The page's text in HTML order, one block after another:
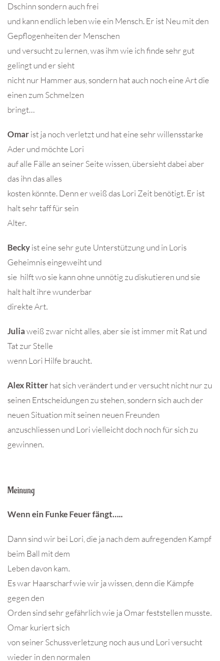
Dschinn sondern auch frei
und kann endlich leben wie ein Mensch. Er ist Neu mit den
Gepflogenheiten der Menschen
und versucht zu lernen, was ihm wie ich finde sehr gut
gelingt und er sieht
nicht nur Hammer aus, sondern hat auch noch eine Art die
einen zum Schmelzen
bringt…
Omarist ja noch verletzt und hat eine sehr willensstarke
Ader und möchte Lori
auf alle Fälle an seiner Seite wissen, übersieht dabei aber
das ihn das alles
kosten könnte. Denn er weiß das Lori Zeit benötigt. Er ist
halt sehr taff für sein
Alter.
Beckyist eine sehr gute Unterstützung und in Loris
Geheimnis eingeweiht und
sie hilft wo sie kann ohne unnötig zu diskutieren und sie
halt halt ihre wunderbar
direkte Art.
Juliaweiß zwar nicht alles, aber sie ist immer mit Rat und
Tat zur Stelle
wenn Lori Hilfe braucht.
Alex Ritterhat sich verändert und er versucht nicht nur zu
seinen Entscheidungen zu stehen, sondern sich auch der
neuen Situation mit seinen neuen Freunden
anzuschliessen und Lori vielleicht doch noch für sich zu
gewinnen.
Meinung
Wenn ein Funke Feuer fängt…..
Dann sind wir bei Lori, die ja nach dem aufregenden Kampf
beim Ball mit dem
Leben davon kam.
Es war Haarscharf wie wir ja wissen, denn die Kämpfe
gegen den
Orden sind sehr gefährlich wie ja Omar feststellen musste.
Omar kuriert sich
von seiner Schussverletzung noch aus und Lori versucht
wieder in den normalen